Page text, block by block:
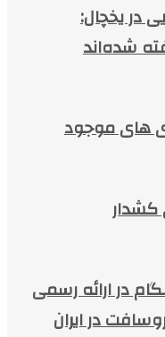
در یخچال:
شده‌اند
های موجود
در ارائه رسمی
در ایران